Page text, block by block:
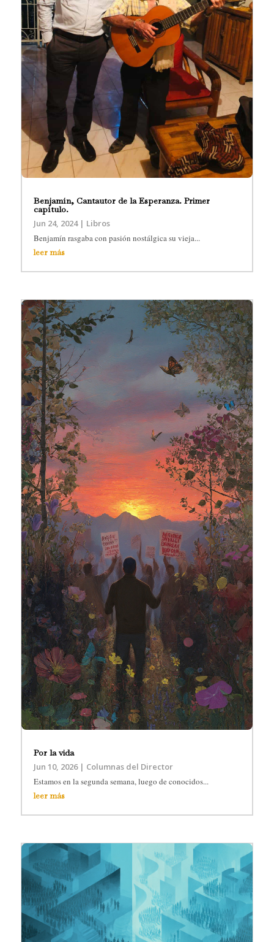
Benjamín, Cantautor de la Esperanza. Primer
capítulo.
Jun 24, 2024| Libros
Benjamín rasgaba con pasión nostálgica su vieja...
leer más
Por la vida
Jun 10, 2026| Columnas del Director
Estamos en la segunda semana, luego de conocidos...
leer más